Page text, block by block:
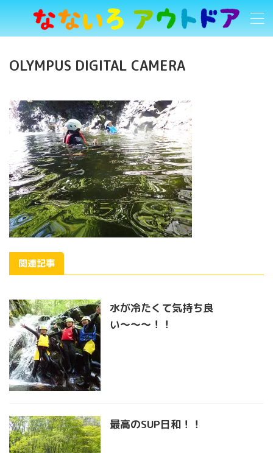
OLYMPUS DIGITAL CAMERA
関連記事
水が冷たくて気持ち良
い〜〜〜！！
最高のSUP日和！！